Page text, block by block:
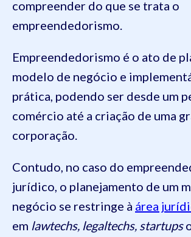
compreender do que se trata o
empreendedorismo.
Empreendedorismo é o ato de
modelo de negócio e
prática, podendo ser desde um
comércio até a criação de uma
corporação.
Contudo, no caso do
jurídico, o planejamento de um
negócio se restringe à área
em lawtechs, legaltechs, startups